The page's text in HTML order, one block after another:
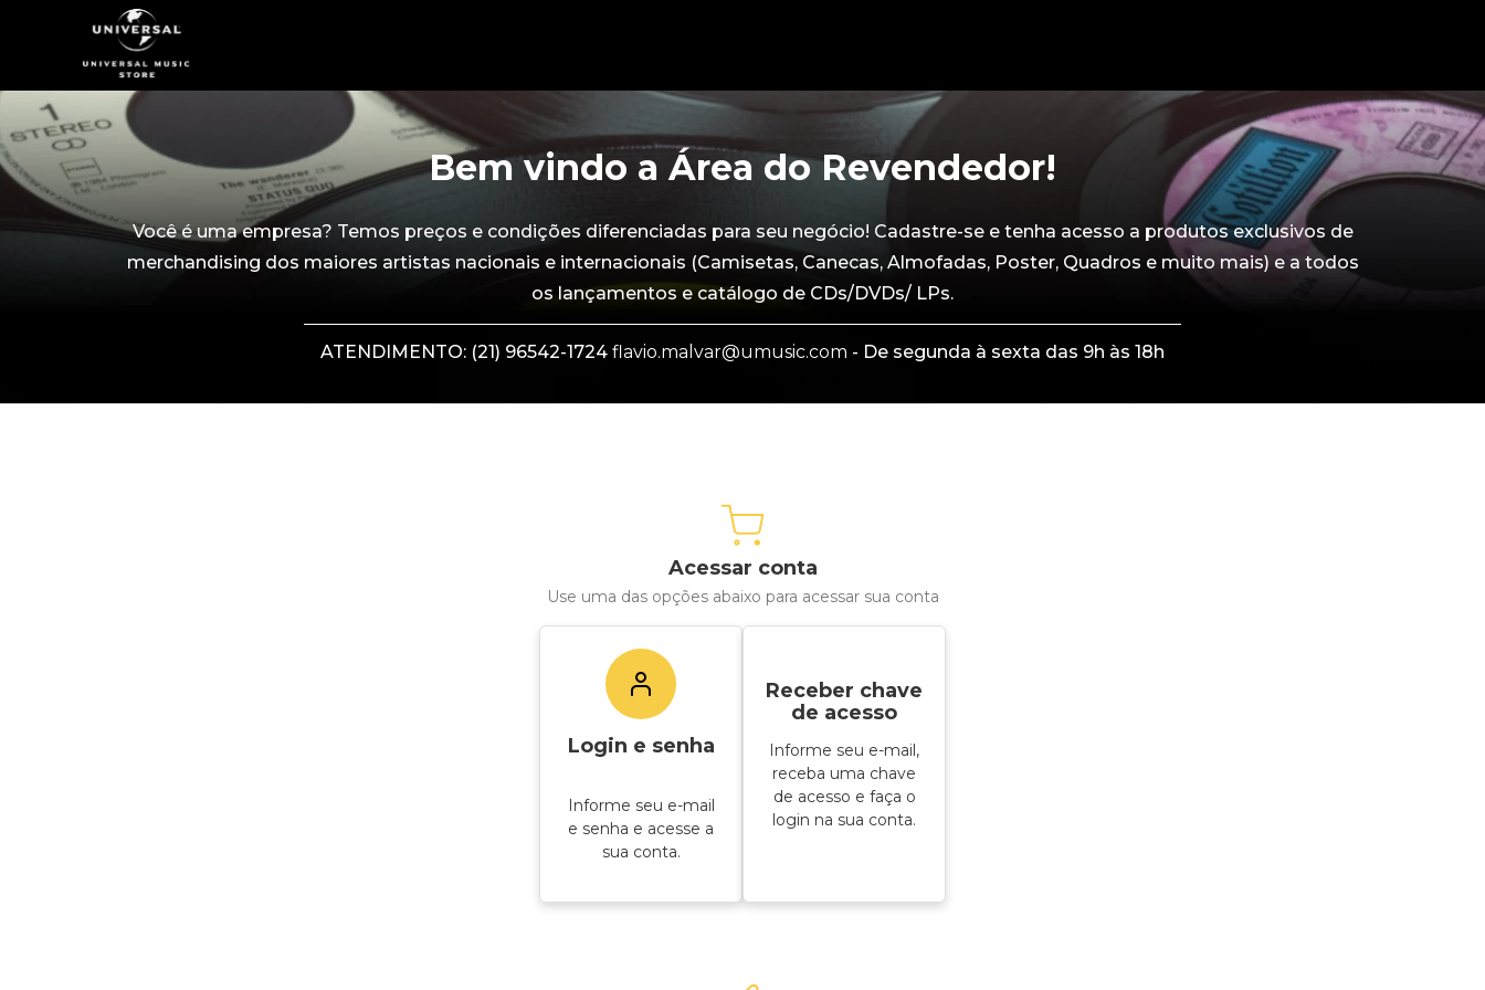
Bem vindo a Área do Revendedor!
Você é uma empresa? Temos preços e condições diferenciadas para seu negócio! Cadastre-se e tenha acesso a produtos exclusivos de
merchandising dos maiores artistas nacionais e internacionais (Camisetas, Canecas, Almofadas, Poster, Quadros e muito mais) e a todos
os lançamentos e catálogo de CDs/DVDs/ LPs.
ATENDIMENTO: (21) 96542-1724 flavio.malvar@umusic.com - De segunda à sexta das 9h às 18h
Acessar conta
Use uma das opções abaixo para acessar sua conta
Login e senha
Informe seu e-mail
e senha e acesse a
sua conta.
Receber chave
de acesso
Informe seu e-mail,
receba uma chave
de acesso e faça o
login na sua conta.